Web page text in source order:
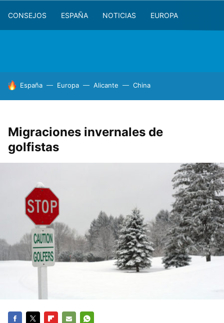
CONSEJOS ESPAÑA NOTICIAS EUROPA
HOY SE HABLA DE
España Europa Alicante China
Migraciones invernales de
golfistas